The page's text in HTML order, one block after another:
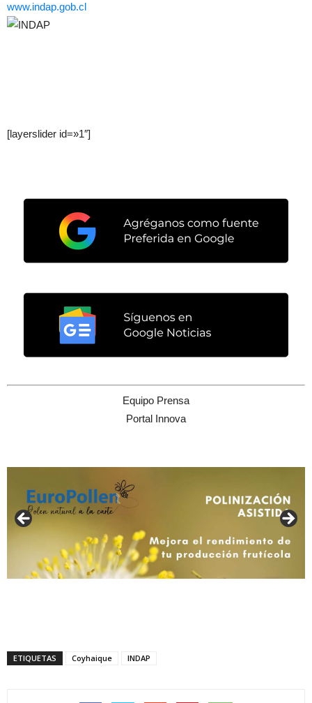
www.indap.gob.cl
[layerslider id=»1″]
Equipo Prensa
Portal Innova
ETIQUETAS Coyhaique INDAP